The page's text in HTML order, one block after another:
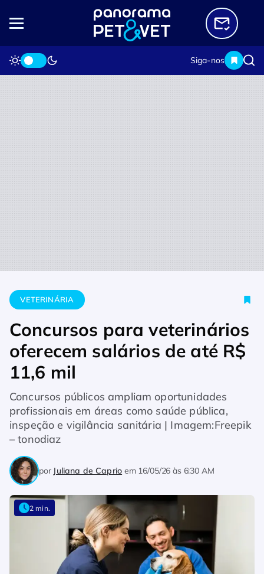
Siga-nos
Home Veterinária Concursos para veterinários oferecem
VETERINÁRIA
Concursos para veterinários
oferecem salários de até R$
11,6 mil
Concursos públicos ampliam oportunidades
profissionais em áreas como saúde pública,
inspeção e vigilância sanitária | Imagem:Freepik
– tonodiaz
por Juliana de Caprio em 16/05/26 às 6:30 AM
2 min.